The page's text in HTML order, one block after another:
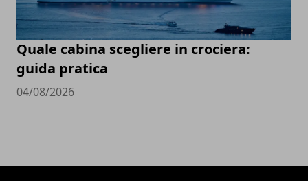
Quale cabina scegliere in crociera:
guida pratica
04/08/2026